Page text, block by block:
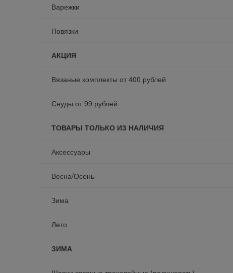
Варежки
Повязки
АКЦИЯ
Вязаные комплекты от 400 рублей
Снуды от 99 рублей
ТОВАРЫ ТОЛЬКО ИЗ НАЛИЧИЯ
Аксессуары
Весна/Осень
Зима
Лето
ЗИМА